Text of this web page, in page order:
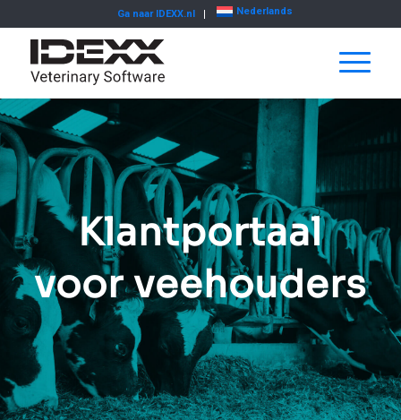
Ga naar IDEXX.nl Nederlands
Klantportaal
voor veehouders